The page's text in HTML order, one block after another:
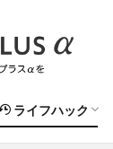
ライフハック